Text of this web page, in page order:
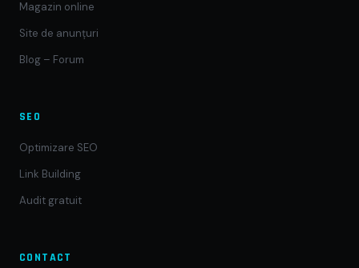
Magazin online
Site de anunțuri
Blog – Forum
SEO
Optimizare SEO
Link Building
Audit gratuit
CONTACT